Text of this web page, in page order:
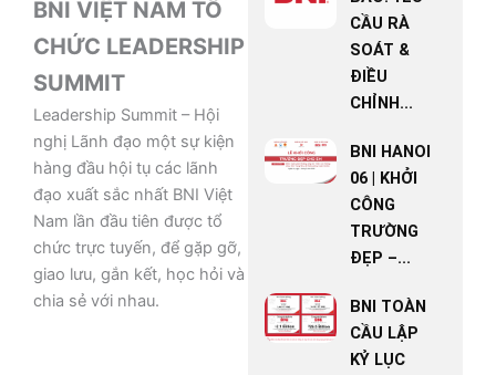
BNI VIỆT NAM TỔ
CHỨC LEADERSHIP
SUMMIT
Leadership Summit – Hội
nghị Lãnh đạo một sự kiện
hàng đầu hội tụ các lãnh
đạo xuất sắc nhất BNI Việt
Nam lần đầu tiên được tổ
chức trực tuyến, để gặp gỡ,
giao lưu, gắn kết, học hỏi và
chia sẻ với nhau.
CẦU RÀ
SOÁT &
ĐIỀU
CHỈNH...
BNI HANOI
06 | KHỞI
CÔNG
TRƯỜNG
ĐẸP –...
BNI TOÀN
CẦU LẬP
KỶ LỤC